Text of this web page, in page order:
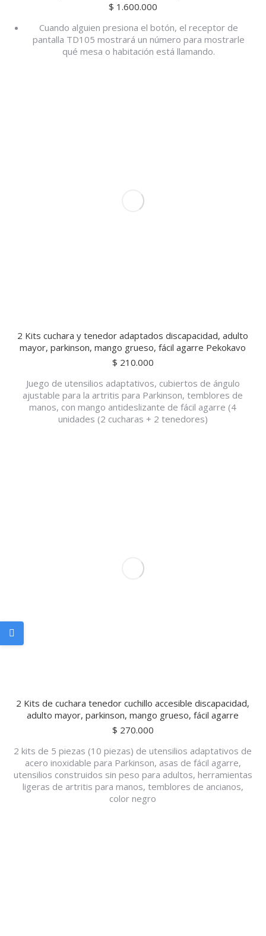
$ 1.600.000
Cuando alguien presiona el botón, el receptor de
pantalla TD105 mostrará un número para mostrarle
qué mesa o habitación está llamando.
2 Kits cuchara y tenedor adaptados discapacidad, adulto
mayor, parkinson, mango grueso, fácil agarre Pekokavo
$ 210.000
Juego de utensilios adaptativos, cubiertos de ángulo
ajustable para la artritis para Parkinson, temblores de
manos, con mango antideslizante de fácil agarre (4
unidades (2 cucharas + 2 tenedores)
2 Kits de cuchara tenedor cuchillo accesible discapacidad,
adulto mayor, parkinson, mango grueso, fácil agarre
$ 270.000
2 kits de 5 piezas (10 piezas) de utensilios adaptativos de
acero inoxidable para Parkinson, asas de fácil agarre,
utensilios construidos sin peso para adultos, herramientas
ligeras de artritis para manos, temblores de ancianos,
color negro